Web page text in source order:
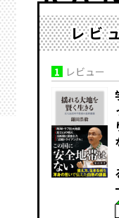
レビ
1 レビュー